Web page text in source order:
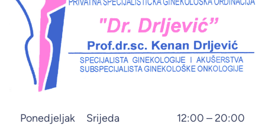
Ponedjeljak Srijeda 12:00 – 20:00